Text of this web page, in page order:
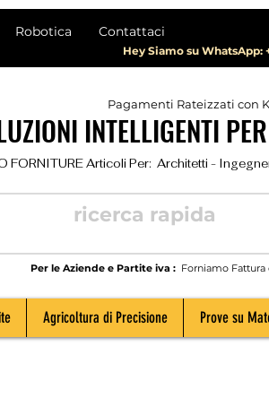
Robotica Contattaci
Hey Siamo su WhatsApp:
Pagamenti Rateizzati con
INTELLIGENTI
FORNITURE Articoli Per:  Architetti -
Per le Aziende e Partite iva : Forniamo Fattura
Agricoltura di Precisione Prove su